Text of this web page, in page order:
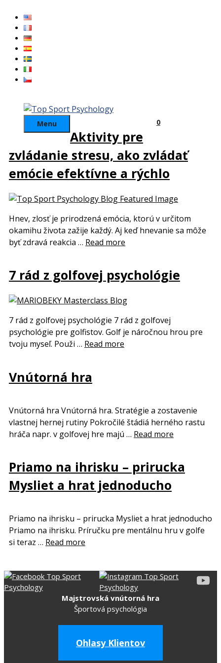
obsah
0
Menu
Aktivity pre
zvládanie stresu, ako zvládať
emócie efektívne a rýchlo
Hnev, zlosť je prirodzená emócia, ktorú v určitom
okamihu života zažije každý. Aj keď hnevanie sa môže
byť zdravá reakcia … Read more
7 rád z golfovej psychológie
7 rád z golfovej psychológie 7 rád z golfovej
psychológie pre golfistov. Golf je náročnou hrou pre
tvoju myseľ. Použi … Read more
Vnútorná hra
Vnútorná hra Vnútorná hra. Stratégie a zostavenie
vlastnej hernej rutiny Pokročilé štádiá herného rastu
hráča napr. v golfovej hre majú … Read more
Priamo na ihrisku – prirucka
Mysliet a hrat jednoducho
Priamo na ihrisku – prirucka Mysliet a hrat jednoducho
Priamo na ihrisku. Príručku pre mentálnu hru v golfe
si teraz … Read more
Majstrovská vnútorná hra
Športová psychológia
Ohlasy Klientov